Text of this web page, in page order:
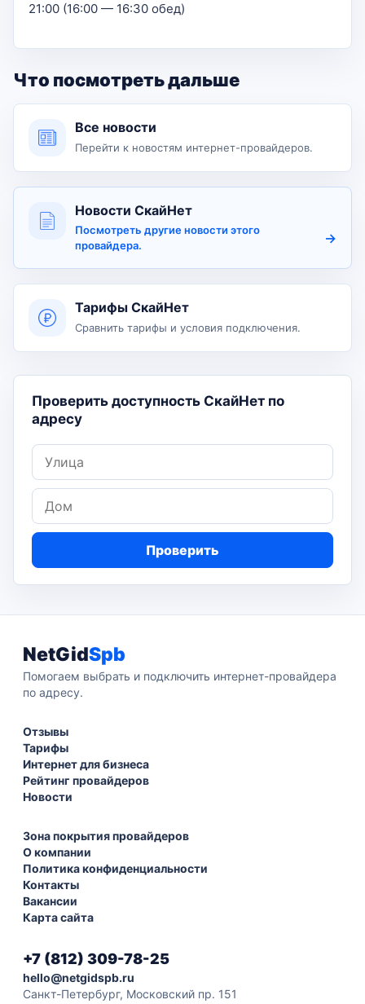
21:00 (16:00 — 16:30 обед)
Что посмотреть дальше
Все новости
Перейти к новостям интернет-провайдеров.
Новости СкайНет
Посмотреть другие новости этого
провайдера.
Тарифы СкайНет
Сравнить тарифы и условия подключения.
Проверить доступность СкайНет по
адресу
Улица
Дом
Проверить
NetGidSpb
Помогаем выбрать и подключить интернет-провайдера
по адресу.
Отзывы
Тарифы
Интернет для бизнеса
Рейтинг провайдеров
Новости
Зона покрытия провайдеров
О компании
Политика конфиденциальности
Контакты
Вакансии
Карта сайта
+7 (812) 309-78-25
hello@netgidspb.ru
Санкт-Петербург, Московский пр. 151